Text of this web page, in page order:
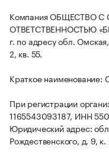
Компания ОБЩЕСТВО
ОТВЕТСТВЕННОСТЬЮ
г. по адресу обл.
2, кв. 55.
Краткое
При регистрации
1165543093187, ИНН
Юридический адрес:
Рождественского, д. 9, к.